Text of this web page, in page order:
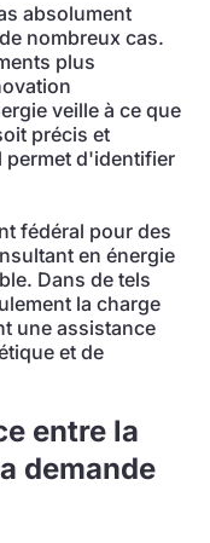
absolument
nombreux cas.
plus
veille à ce que
précis et
permet d'identifier
fédéral pour des
en énergie
Dans de tels
la charge
une assistance
et de
entre la
demande